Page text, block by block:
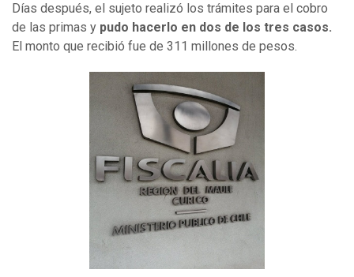
Días después, el sujeto realizó los trámites para el cobro
de las primas y pudo hacerlo en dos de los tres casos.
El monto que recibió fue de 311 millones de pesos.